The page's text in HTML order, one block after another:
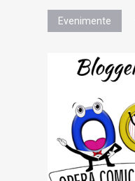
Evenimente